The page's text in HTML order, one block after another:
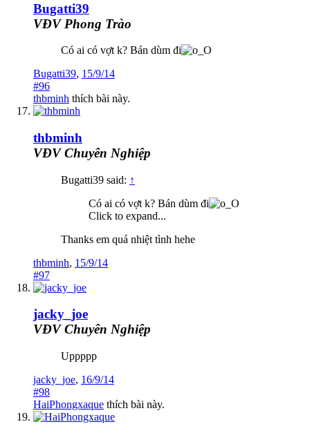
Bugatti39
VĐV Phong Trào
Có ai có vợt k? Bán dùm đi
Bugatti39, 15/9/14
#96
thbminh thích bài này.
thbminh
VĐV Chuyên Nghiệp
Bugatti39 said: ↑
Có ai có vợt k? Bán dùm đi
Click to expand...
Thanks em quá nhiệt tình hehe
thbminh, 15/9/14
#97
jacky_joe
VĐV Chuyên Nghiệp
Uppppp
jacky_joe, 16/9/14
#98
HaiPhongxaque thích bài này.